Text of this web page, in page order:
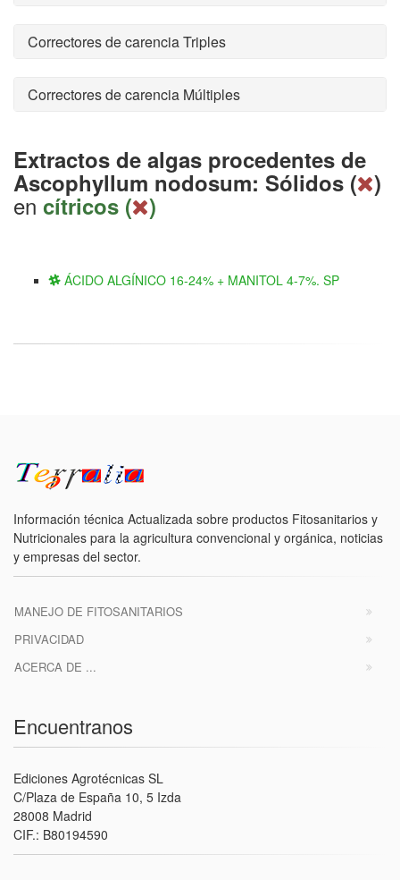
Correctores de carencia Triples
Correctores de carencia Múltiples
Extractos de algas procedentes de
Ascophyllum nodosum: Sólidos ( )
en cítricos ( )
ÁCIDO ALGÍNICO 16-24% + MANITOL 4-7%. SP
Información técnica Actualizada sobre productos Fitosanitarios y
Nutricionales para la agricultura convencional y orgánica, noticias
y empresas del sector.
MANEJO DE FITOSANITARIOS
PRIVACIDAD
ACERCA DE ...
Encuentranos
Ediciones Agrotécnicas SL
C/Plaza de España 10, 5 Izda
28008 Madrid
CIF.: B80194590